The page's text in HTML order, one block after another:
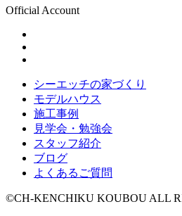
Official Account
シーエッチの家づくり
モデルハウス
施工事例
見学会・勉強会
スタッフ紹介
ブログ
よくあるご質問
©CH-KENCHIKU KOUBOU ALL